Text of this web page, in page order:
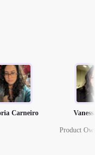
Carneiro Vanessa
Product